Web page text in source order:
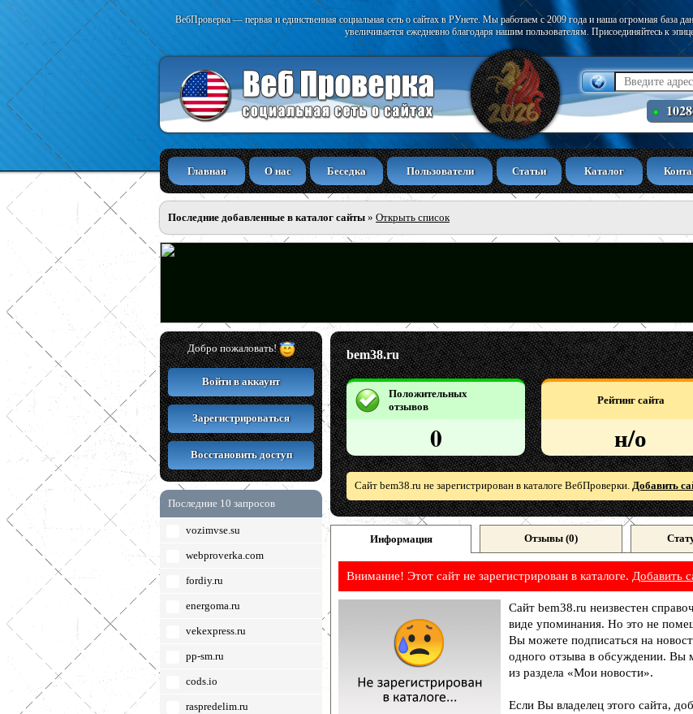
ВебПроверка — первая и единственная социальная сеть о сайтах в РУнете. Мы работаем с 2009 года и наша огромная база
увеличивается ежедневно благодаря нашим пользователям. Присоединяйтесь к
Главная О нас Беседка Пользователи Статьи Каталог
Последние добавленные в каталог сайты » Открыть список
Добро пожаловать!
Войти в аккаунт
Зарегистрироваться
Восстановить доступ
Последние 10 запросов
vozimvse.su
webproverka.com
fordiy.ru
energoma.ru
vekexpress.ru
pp-sm.ru
cods.io
raspredelim.ru
bem38.ru
Положительных
отзывов
0
Рейтинг сайта
н/о
Сайт bem38.ru не зарегистрирован в каталоге ВебПроверки. Добавить
Информация Отзывы (0)
Внимание! Этот сайт не зарегистрирован в каталоге. Добавить
Сайт bem38.ru неизвестен
виде упоминания. Но это не
Вы можете подписаться на
одного отзыва в обсуждении. Вы
из раздела «Мои новости».
Если Вы владелец этого сайта,